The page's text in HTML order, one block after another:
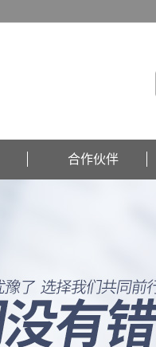
合作伙伴